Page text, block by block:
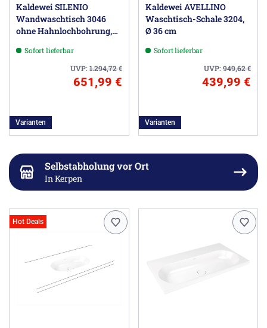
Kaldewei SILENIO
Wandwaschtisch 3046
ohne Hahnlochbohrung,
Sofort lieferbar
UVP:1.294,72€
651,99 €
Varianten
Kaldewei AVELLINO
Waschtisch-Schale 3204,
Ø 36 cm
Sofort lieferbar
UVP:949,62€
439,99 €
Varianten
Selbstabholung vor Ort
In Kerpen
Hot Deals